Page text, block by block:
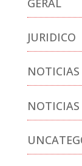
JURIDICO
NOTICIAS